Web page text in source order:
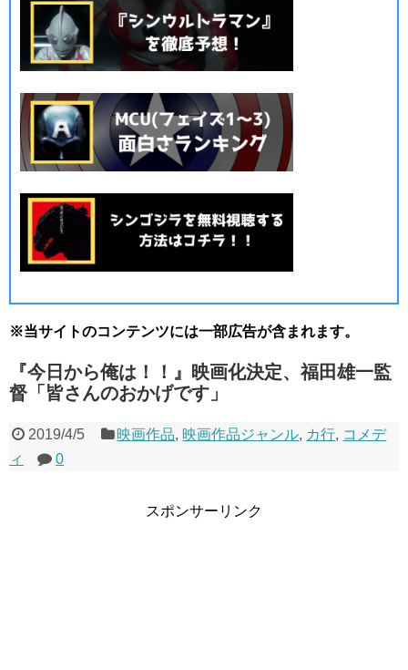
※当サイトのコンテンツには一部広告が含まれます。
『今日から俺は！！』映画化決定、福田雄一監
督「皆さんのおかげです」
2019/4/5 映画作品, 映画作品ジャンル, カ行, コメデ
ィ
0
スポンサーリンク